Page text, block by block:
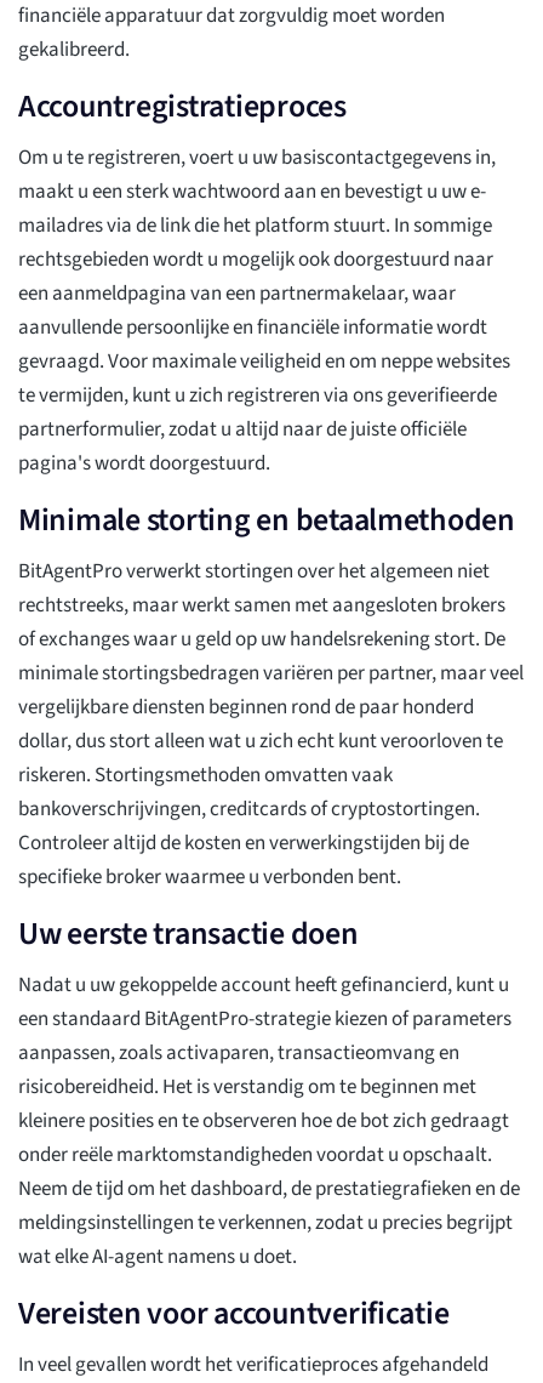
financiële apparatuur dat zorgvuldig moet worden
gekalibreerd.
Accountregistratieproces
Om u te registreren, voert u uw basiscontactgegevens in,
maakt u een sterk wachtwoord aan en bevestigt u uw e-
mailadres via de link die het platform stuurt. In sommige
rechtsgebieden wordt u mogelijk ook doorgestuurd naar
een aanmeldpagina van een partnermakelaar, waar
aanvullende persoonlijke en financiële informatie wordt
gevraagd. Voor maximale veiligheid en om neppe websites
te vermijden, kunt u zich registreren via ons geverifieerde
partnerformulier, zodat u altijd naar de juiste officiële
pagina's wordt doorgestuurd.
Minimale storting en betaalmethoden
BitAgentPro verwerkt stortingen over het algemeen niet
rechtstreeks, maar werkt samen met aangesloten brokers
of exchanges waar u geld op uw handelsrekening stort. De
minimale stortingsbedragen variëren per partner, maar veel
vergelijkbare diensten beginnen rond de paar honderd
dollar, dus stort alleen wat u zich echt kunt veroorloven te
riskeren. Stortingsmethoden omvatten vaak
bankoverschrijvingen, creditcards of cryptostortingen.
Controleer altijd de kosten en verwerkingstijden bij de
specifieke broker waarmee u verbonden bent.
Uw eerste transactie doen
Nadat u uw gekoppelde account heeft gefinancierd, kunt u
een standaard BitAgentPro-strategie kiezen of parameters
aanpassen, zoals activaparen, transactieomvang en
risicobereidheid. Het is verstandig om te beginnen met
kleinere posities en te observeren hoe de bot zich gedraagt
onder reële marktomstandigheden voordat u opschaalt.
Neem de tijd om het dashboard, de prestatiegrafieken en de
meldingsinstellingen te verkennen, zodat u precies begrijpt
wat elke AI-agent namens u doet.
Vereisten voor accountverificatie
In veel gevallen wordt het verificatieproces afgehandeld